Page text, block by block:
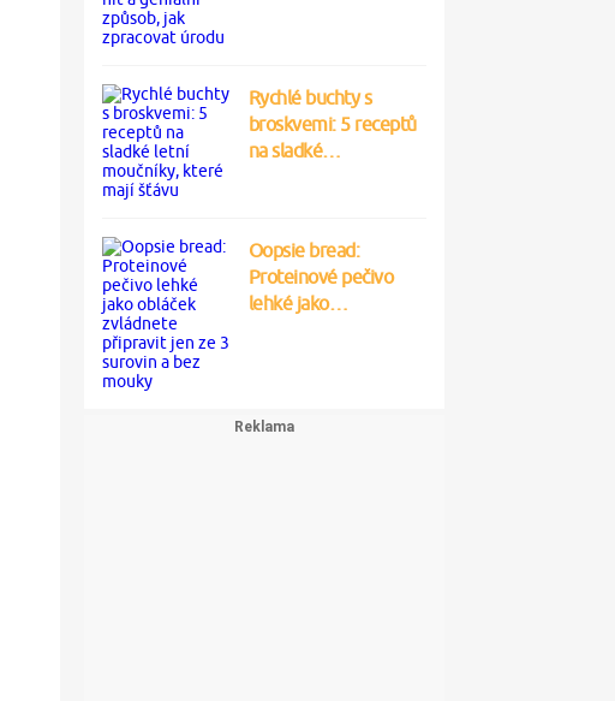
Rychlé buchty s
broskvemi: 5 receptů
na sladké…
Oopsie bread:
Proteinové pečivo
lehké jako…